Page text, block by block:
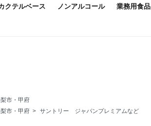
クテルベース ノンアルコール 業務用食品
市・甲府
市・甲府 > サントリー ジャパンプレミアムなど